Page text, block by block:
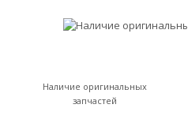
Наличие оригинальных
запчастей